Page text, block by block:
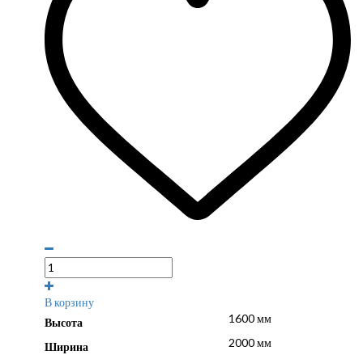
В корзину
Высота
1600 мм
Ширина 2000 мм